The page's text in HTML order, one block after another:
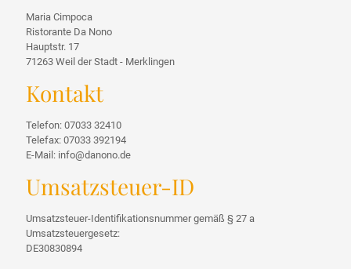
Maria Cimpoca
Ristorante Da Nono
Hauptstr. 17
71263 Weil der Stadt - Merklingen
Kontakt
Telefon: 07033 32410
Telefax: 07033 392194
E-Mail: info@danono.de
Umsatzsteuer-ID
Umsatzsteuer-Identifikationsnummer gemäß § 27 a
Umsatzsteuergesetz:
DE30830894